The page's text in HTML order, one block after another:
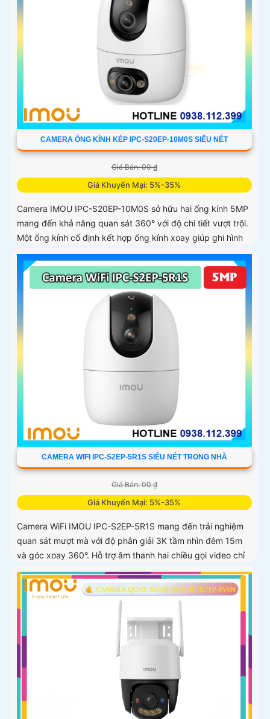
CAMERA ỐNG KÍNH KÉP IPC-S20EP-10M0S SIÊU NÉT
Giá Bán: 00 ₫
Giá Khuyến Mại: 5%-35%
Camera IMOU IPC-S20EP-10M0S sở hữu hai ống kính 5MP
mang đến khả năng quan sát 360° với độ chi tiết vượt trội.
Một ống kính cố định kết hợp ống kính xoay giúp ghi hình
toàn diện mà không bỏ sót điểm mù
CAMERA WIFI IPC-S2EP-5R1S SIÊU NÉT TRONG NHÀ
Giá Bán: 00 ₫
Giá Khuyến Mại: 5%-35%
Camera WiFi IMOU IPC-S2EP-5R1S mang đến trải nghiệm
quan sát mượt mà với độ phân giải 3K tầm nhìn đêm 15m
và góc xoay 360°. Hỗ trợ âm thanh hai chiều gọi video chỉ
với một chạm và lưu trữ thẻ nhớ tới 256GB